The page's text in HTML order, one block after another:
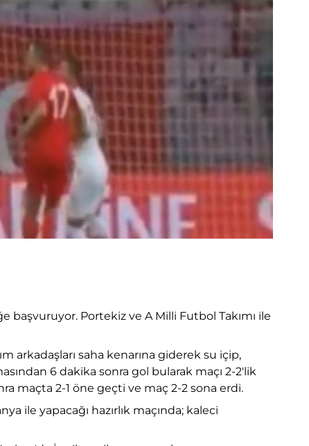
başvuruyor. Portekiz ve A Milli Futbol Takımı ile
arkadaşları saha kenarına giderek su içip,
6 dakika sonra gol bularak maçı 2-2'lik
maçta 2-1 öne geçti ve maç 2-2 sona erdi.
ile yapacağı hazırlık maçında; kaleci